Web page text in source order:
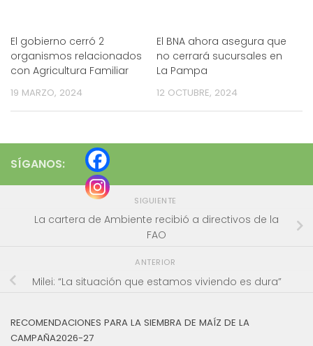
El gobierno cerró 2
organismos relacionados
con Agricultura Familiar
19 MARZO, 2024
El BNA ahora asegura que
no cerrará sucursales en
La Pampa
12 OCTUBRE, 2024
SÍGANOS:
SIGUIENTE
La cartera de Ambiente recibió a directivos de la
FAO
ANTERIOR
Milei: “La situación que estamos viviendo es dura”
RECOMENDACIONES PARA LA SIEMBRA DE MAÍZ DE LA
CAMPAÑA2026-27